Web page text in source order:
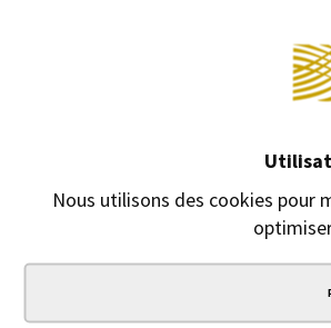
Nous utilisons des cookies pour